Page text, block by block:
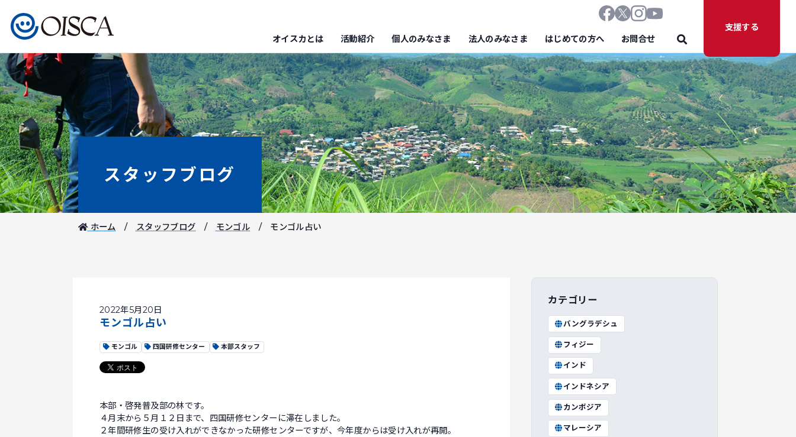
オイスカとは 活動紹介 個人のみなさま 法人のみなさま はじめての方へ お問合せ
支援する
スタッフブログ
ホーム スタッフブログ モンゴル モンゴル占い
2022年5月20日
モンゴル占い
モンゴル 四国研修センター 本部スタッフ
本部・啓発普及部の林です。
４月末から５月１２日まで、四国研修センターに滞在しました。
２年間研修生の受け入れができなかった研修センターですが、今年度からは受け入れが再開。
カテゴリー
バングラデシュ
フィジー
インド
インドネシア
カンボジア
マレーシア